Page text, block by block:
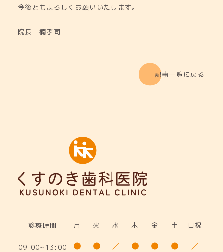
今後ともよろしくお願いいたします。
院長 楠孝司
記事一覧に戻る
診療時間 月 火 水 木 金 土 日祝
09:00~13:00